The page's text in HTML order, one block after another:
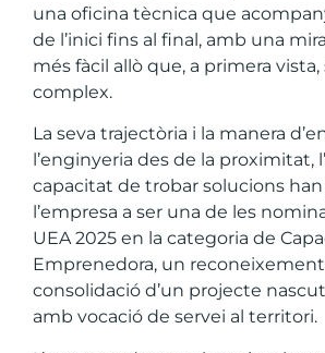
una oficina tècnica que
de l’inici fins al final, amb una
més fàcil allò que, a primera
complex.
La seva trajectòria i la manera
l’enginyeria des de la proximitat,
capacitat de trobar solucions
l’empresa a ser una de les
UEA 2025 en la categoria de
Emprenedora, un
consolidació d’un projecte
amb vocació de servei al territori.